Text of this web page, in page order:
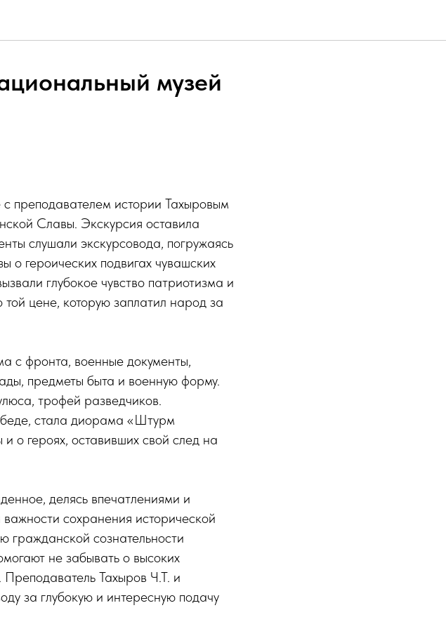
музей
истории Тахыровым
Славы. Экскурсия оставила
слушали экскурсовода, погружаясь
о героических подвигах чувашских
глубокое чувство патриотизма и
цене, которую заплатил народ за
с фронта, военные документы,
предметы быта и военную форму.
трофей разведчиков.
стала диорама «Штурм
о героях, оставивших свой след на
делясь впечатлениями и
сохранения исторической
гражданской сознательности
не забывать о высоких
Тахыров Ч.Т. и
за глубокую и интересную подачу